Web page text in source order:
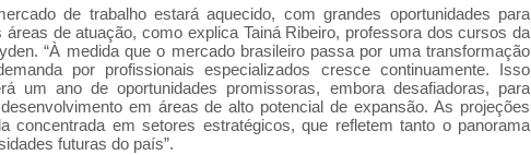
de trabalho estará aquecido, com grandes oportunidades para
áreas de atuação, como explica Tainá Ribeiro, professora dos cursos da
“À medida que o mercado brasileiro passa por uma transformação
por profissionais especializados cresce continuamente. Isso
um ano de oportunidades promissoras, embora desafiadoras, para
em áreas de alto potencial de expansão. As projeções
concentrada em setores estratégicos, que refletem tanto o panorama
futuras do país”.